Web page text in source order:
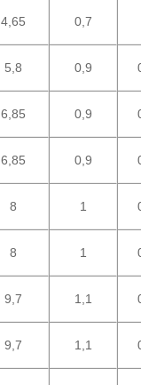
4,65 0,7
5,8 0,9
6,85 0,9
6,85 0,9
8 1
8 1
9,7 1,1
9,7 1,1